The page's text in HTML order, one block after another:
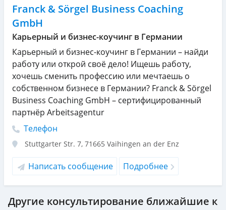
Franck & Sörgel Business Coaching
GmbH
Карьерный и бизнес-коучинг в Германии
Карьерный и бизнес-коучинг в Германии – найди
работу или открой своё дело! Ищешь работу,
хочешь сменить профессию или мечтаешь о
собственном бизнесе в Германии? Franck & Sörgel
Business Coaching GmbH – сертифицированный
партнёр Arbeitsagentur
Телефон
Stuttgarter Str. 7, 71665 Vaihingen an der Enz
Написать сообщение Подробнее
Другие консультирование ближайшие к